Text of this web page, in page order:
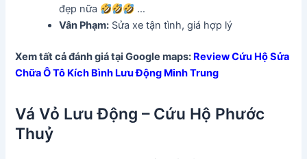
đẹp nữa
…
Vân Phạm: Sửa xe tận tình, giá hợp lý
Xem tất cả đánh giá tại Google maps: Review Cứu Hộ Sửa
Chữa Ô Tô Kích Bình Lưu Động Minh Trung
Vá Vỏ Lưu Động – Cứu Hộ Phước
Thuỷ